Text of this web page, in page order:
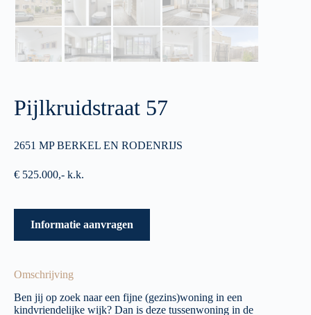
Pijlkruidstraat 57
2651 MP BERKEL EN RODENRIJS
€ 525.000,- k.k.
Informatie aanvragen
Omschrijving
Ben jij op zoek naar een fijne (gezins)woning in een
kindvriendelijke wijk? Dan is deze tussenwoning in de